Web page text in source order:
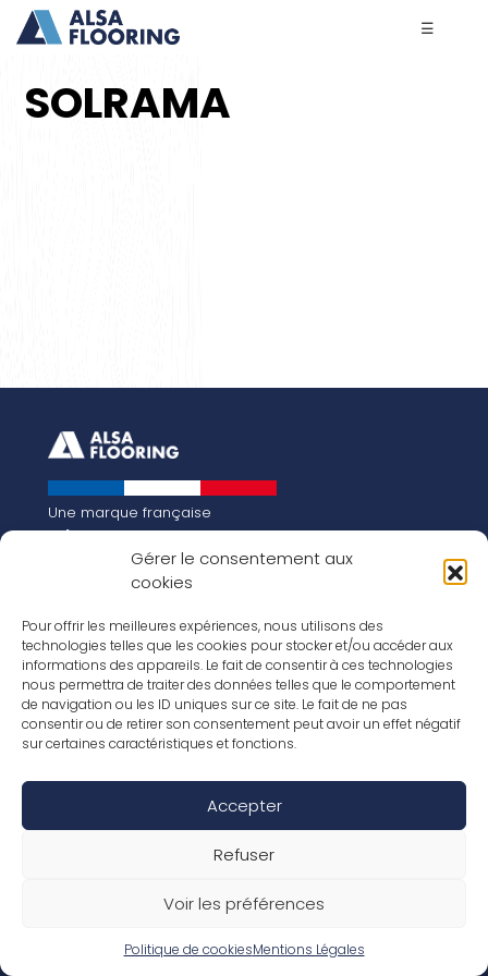
Gérer le consentement aux
cookies
Pour offrir les meilleures expériences, nous utilisons des
technologies telles que les cookies pour stocker et/ou accéder aux
informations des appareils. Le fait de consentir à ces technologies
nous permettra de traiter des données telles que le comportement
de navigation ou les ID uniques sur ce site. Le fait de ne pas
consentir ou de retirer son consentement peut avoir un effet négatif
sur certaines caractéristiques et fonctions.
Accepter
Refuser
Voir les préférences
Politique de cookiesMentions Légales
☰
SOLRAMA
Une marque française
Qui sommes-nous
Notre histoire
Les chiffres clés
FR
EN
Nos revêtements
Nos Stratifiés
Nos accessoires
Nos parquets
Conditions de garantie
Déclaration de performance
Politique de confidentialité